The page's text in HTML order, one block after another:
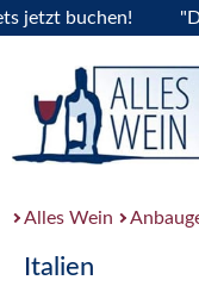
buchen! "Das
Alles Wein
Italien